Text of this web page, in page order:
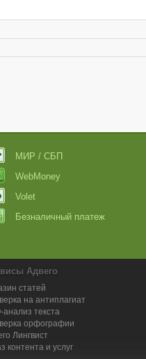
МИР / СБП
WebMoney
Volet
Безналичный платеж
Адвего
статей
на антиплагиат
анализ текста
орфографии
Лингвист
контента и услуг